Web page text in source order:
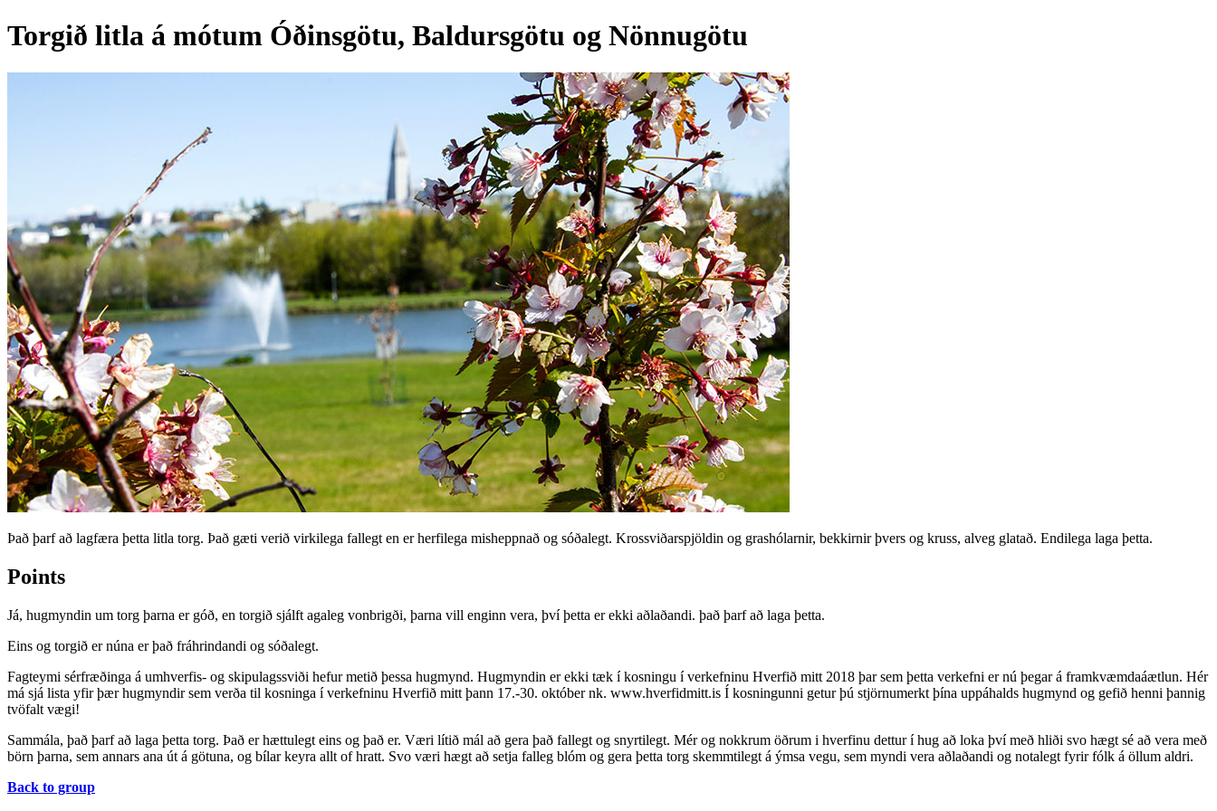
Torgið litla á mótum Óðinsgötu, Baldursgötu og Nönnugötu
Það þarf að lagfæra þetta litla torg. Það gæti verið virkilega fallegt en er herfilega misheppnað og sóðalegt. Krossviðarspjöldin og grashólarnir, bekkirnir þvers og kruss, alveg glatað. Endilega laga þetta.
Points
Já, hugmyndin um torg þarna er góð, en torgið sjálft agaleg vonbrigði, þarna vill enginn vera, því þetta er ekki aðlaðandi. það þarf að laga þetta.
Eins og torgið er núna er það fráhrindandi og sóðalegt.
Fagteymi sérfræðinga á umhverfis- og skipulagssviði hefur metið þessa hugmynd. Hugmyndin er ekki tæk í kosningu í verkefninu Hverfið mitt 2018 þar sem þetta verkefni er nú þegar á framkvæmdaáætlun. Hér
má sjá lista yfir þær hugmyndir sem verða til kosninga í verkefninu Hverfið mitt þann 17.-30. október nk. www.hverfidmitt.is Í kosningunni getur þú stjörnumerkt þína uppáhalds hugmynd og gefið henni þannig
tvöfalt vægi!
Sammála, það þarf að laga þetta torg. Það er hættulegt eins og það er. Væri lítið mál að gera það fallegt og snyrtilegt. Mér og nokkrum öðrum i hverfinu dettur í hug að loka því með hliði svo hægt sé að vera með
börn þarna, sem annars ana út á götuna, og bílar keyra allt of hratt. Svo væri hægt að setja falleg blóm og gera þetta torg skemmtilegt á ýmsa vegu, sem myndi vera aðlaðandi og notalegt fyrir fólk á öllum aldri.
Back to group